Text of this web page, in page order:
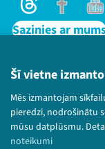
Šī vietne
Mēs izmantojam
pieredzi, nodrošinātu
mūsu datplūsmu.
noteikumi
ThreadsFacebook
Sazinies ar
Lietošanas
Bērnu
© 2026 Sarunu
paturētas.